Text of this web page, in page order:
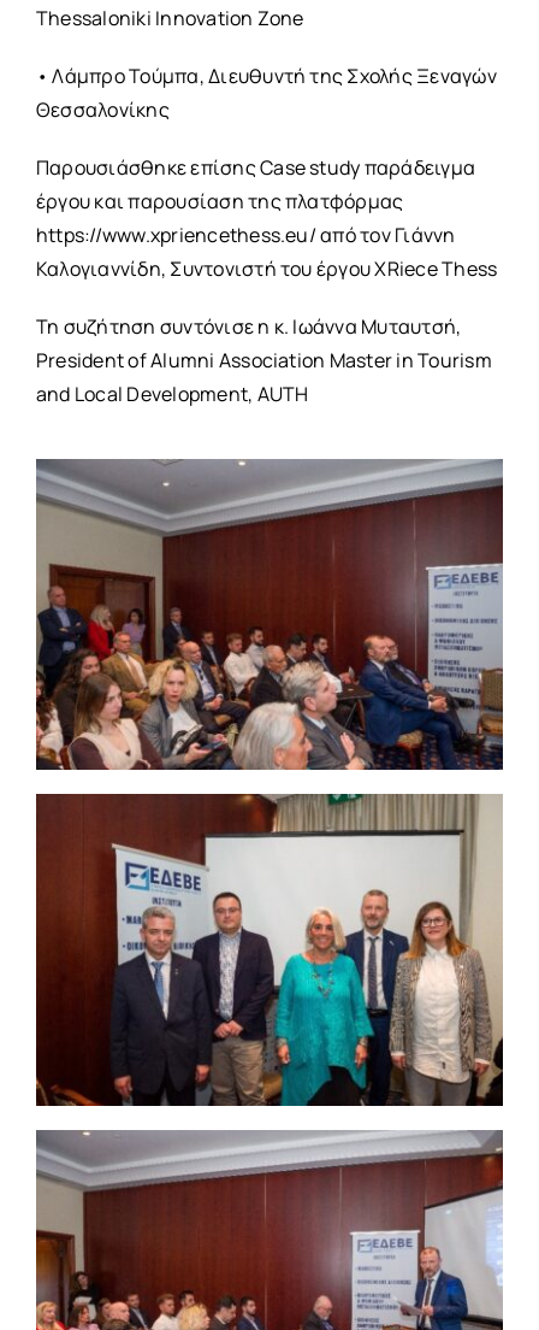
Thessaloniki Innovation Zone
• Λάμπρο Τούμπα, Διευθυντή της Σχολής Ξεναγών
Θεσσαλονίκης
Παρουσιάσθηκε επίσης Case study παράδειγμα
έργου και παρουσίαση της πλατφόρμας
https://www.xpriencethess.eu/ από τον Γιάννη
Καλογιαννίδη, Συντονιστή του έργου XRiece Thess
Τη συζήτηση συντόνισε η κ. Ιωάννα Μυταυτσή,
President of Alumni Association Master in Tourism
and Local Development, AUTH